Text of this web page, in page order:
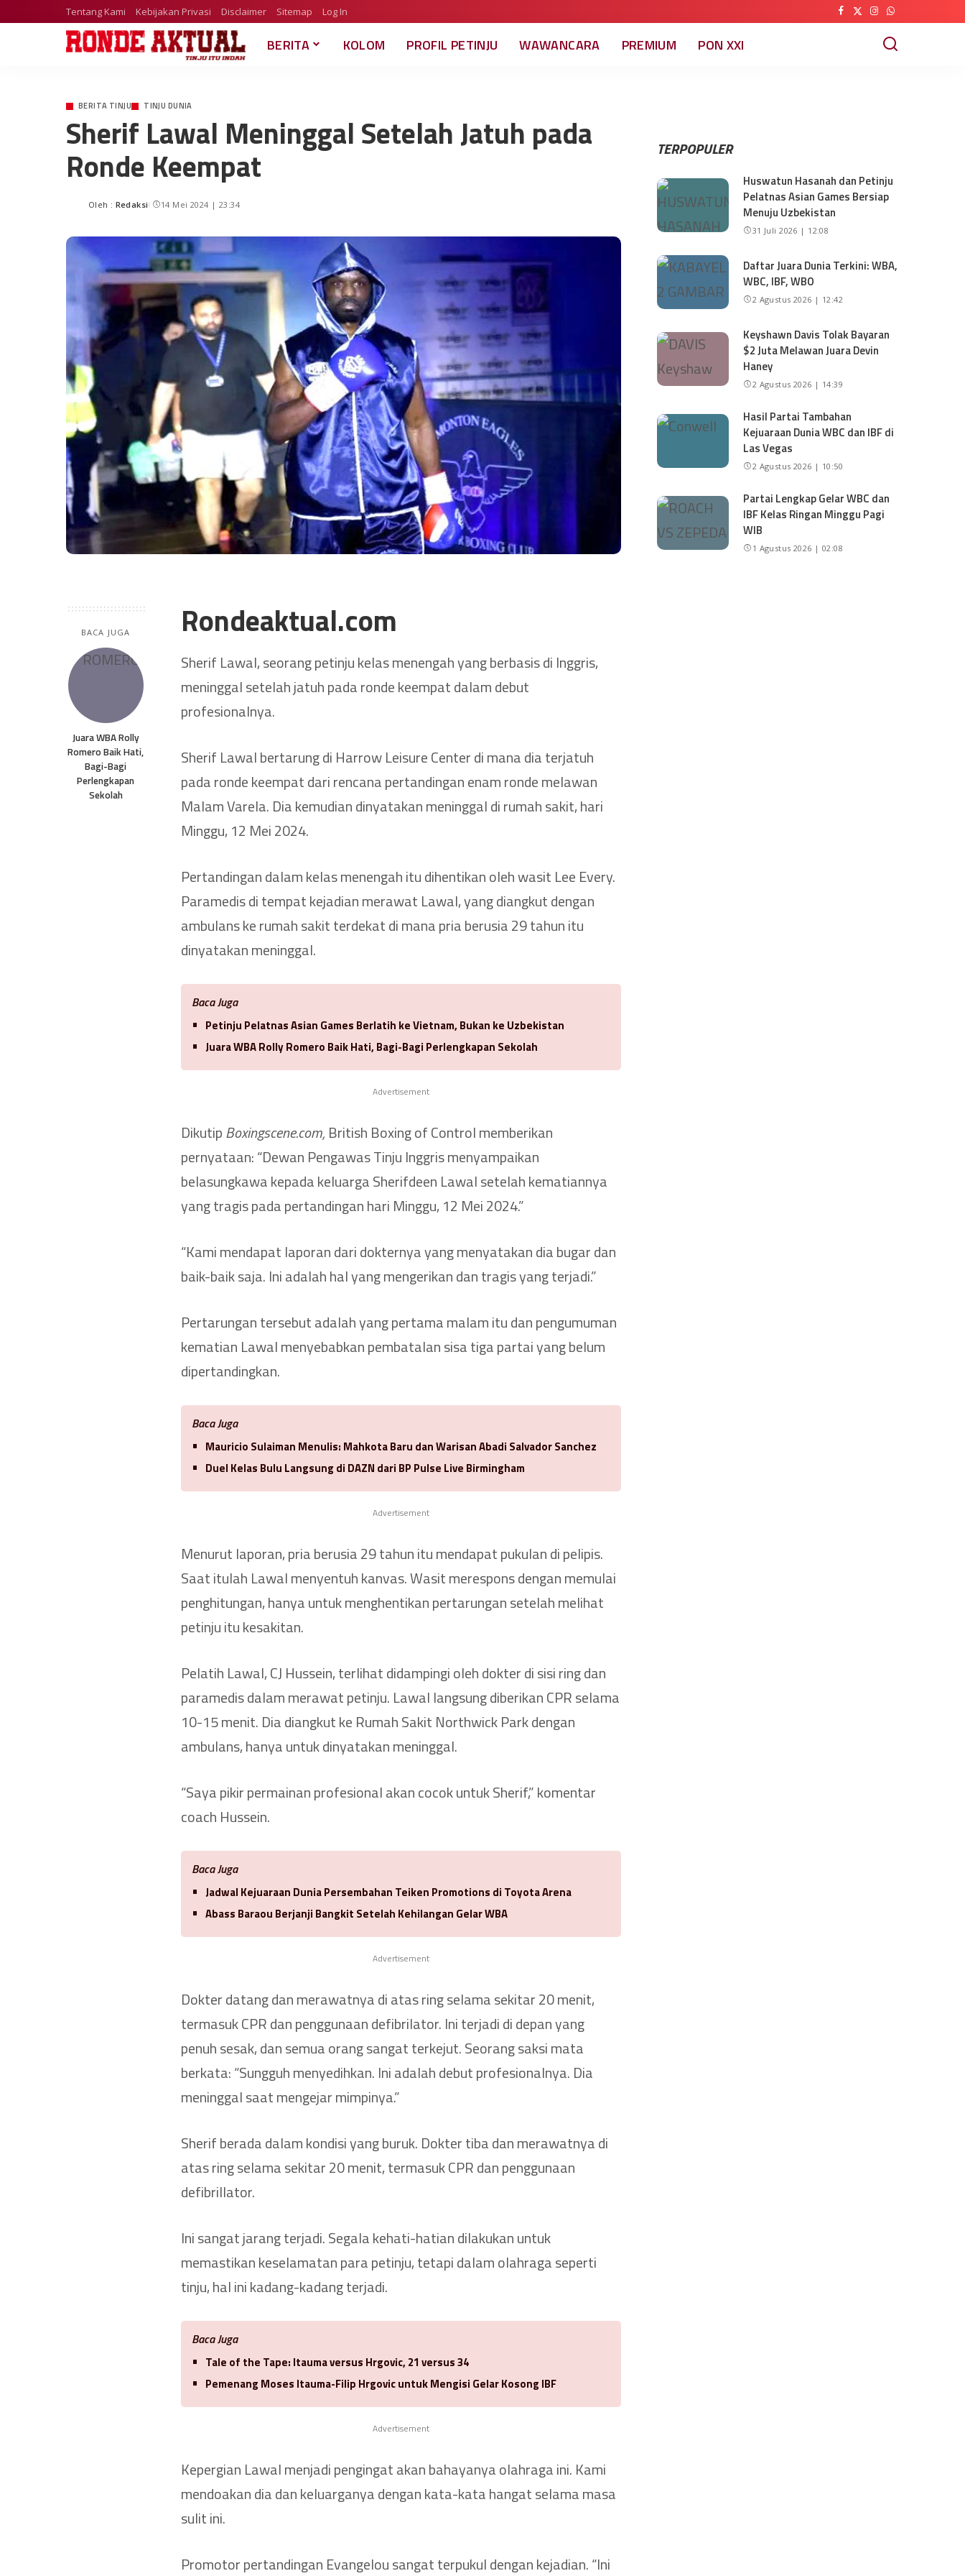
Tentang Kami Kebijakan Privasi Disclaimer Sitemap Log In
BERITA KOLOM PROFIL PETINJU WAWANCARA PREMIUM PON XXI
BERITA TINJU TINJU DUNIA
Sherif Lawal Meninggal Setelah Jatuh pada
Ronde Keempat
Oleh : Redaksi 14 Mei 2024 | 23:34
BACA JUGA
Juara WBA Rolly
Romero Baik Hati,
Bagi-Bagi
Perlengkapan
Sekolah
Rondeaktual.com
Sherif Lawal, seorang petinju kelas menengah yang berbasis di Inggris,
meninggal setelah jatuh pada ronde keempat dalam debut
profesionalnya.
Sherif Lawal bertarung di Harrow Leisure Center di mana dia terjatuh
pada ronde keempat dari rencana pertandingan enam ronde melawan
Malam Varela. Dia kemudian dinyatakan meninggal di rumah sakit, hari
Minggu, 12 Mei 2024.
Pertandingan dalam kelas menengah itu dihentikan oleh wasit Lee Every.
Paramedis di tempat kejadian merawat Lawal, yang diangkut dengan
ambulans ke rumah sakit terdekat di mana pria berusia 29 tahun itu
dinyatakan meninggal.
Baca Juga
Petinju Pelatnas Asian Games Berlatih ke Vietnam, Bukan ke Uzbekistan
Juara WBA Rolly Romero Baik Hati, Bagi-Bagi Perlengkapan Sekolah
Advertisement
DikutipBoxingscene.com, British Boxing of Control memberikan
pernyataan: “Dewan Pengawas Tinju Inggris menyampaikan
belasungkawa kepada keluarga Sherifdeen Lawal setelah kematiannya
yang tragis pada pertandingan hari Minggu, 12 Mei 2024.”
“Kami mendapat laporan dari dokternya yang menyatakan dia bugar dan
baik-baik saja. Ini adalah hal yang mengerikan dan tragis yang terjadi.”
Pertarungan tersebut adalah yang pertama malam itu dan pengumuman
kematian Lawal menyebabkan pembatalan sisa tiga partai yang belum
dipertandingkan.
Baca Juga
Mauricio Sulaiman Menulis: Mahkota Baru dan Warisan Abadi Salvador Sanchez
Duel Kelas Bulu Langsung di DAZN dari BP Pulse Live Birmingham
Advertisement
Menurut laporan, pria berusia 29 tahun itu mendapat pukulan di pelipis.
Saat itulah Lawal menyentuh kanvas. Wasit merespons dengan memulai
penghitungan, hanya untuk menghentikan pertarungan setelah melihat
petinju itu kesakitan.
Pelatih Lawal, CJ Hussein, terlihat didampingi oleh dokter di sisi ring dan
paramedis dalam merawat petinju. Lawal langsung diberikan CPR selama
10-15 menit. Dia diangkut ke Rumah Sakit Northwick Park dengan
ambulans, hanya untuk dinyatakan meninggal.
“Saya pikir permainan profesional akan cocok untuk Sherif,” komentar
coach Hussein.
Baca Juga
Jadwal Kejuaraan Dunia Persembahan Teiken Promotions di Toyota Arena
Abass Baraou Berjanji Bangkit Setelah Kehilangan Gelar WBA
Advertisement
Dokter datang dan merawatnya di atas ring selama sekitar 20 menit,
termasuk CPR dan penggunaan defibrilator. Ini terjadi di depan yang
penuh sesak, dan semua orang sangat terkejut. Seorang saksi mata
berkata: “Sungguh menyedihkan. Ini adalah debut profesionalnya. Dia
meninggal saat mengejar mimpinya.”
Sherif berada dalam kondisi yang buruk. Dokter tiba dan merawatnya di
atas ring selama sekitar 20 menit, termasuk CPR dan penggunaan
defibrillator.
Ini sangat jarang terjadi. Segala kehati-hatian dilakukan untuk
memastikan keselamatan para petinju, tetapi dalam olahraga seperti
tinju, hal ini kadang-kadang terjadi.
Baca Juga
Tale of the Tape: Itauma versus Hrgovic, 21 versus 34
Pemenang Moses Itauma-Filip Hrgovic untuk Mengisi Gelar Kosong IBF
Advertisement
Kepergian Lawal menjadi pengingat akan bahayanya olahraga ini. Kami
mendoakan dia dan keluarganya dengan kata-kata hangat selama masa
sulit ini.
Promotor pertandingan Evangelou sangat terpukul dengan kejadian. “Ini
TERPOPULER
Huswatun Hasanah dan Petinju
Pelatnas Asian Games Bersiap
Menuju Uzbekistan
31 Juli 2026 | 12:08
Daftar Juara Dunia Terkini: WBA,
WBC, IBF, WBO
2 Agustus 2026 | 12:42
Keyshawn Davis Tolak Bayaran
$2 Juta Melawan Juara Devin
Haney
2 Agustus 2026 | 14:39
Hasil Partai Tambahan
Kejuaraan Dunia WBC dan IBF di
Las Vegas
2 Agustus 2026 | 10:50
Partai Lengkap Gelar WBC dan
IBF Kelas Ringan Minggu Pagi
WIB
1 Agustus 2026 | 02:08